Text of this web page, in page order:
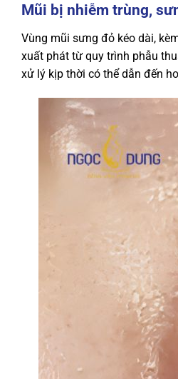
Mũi bị nhiễm trùng,
Vùng mũi sưng đỏ kéo dài,
xuất phát từ quy trình phẫu
xử lý kịp thời có thể dẫn đến